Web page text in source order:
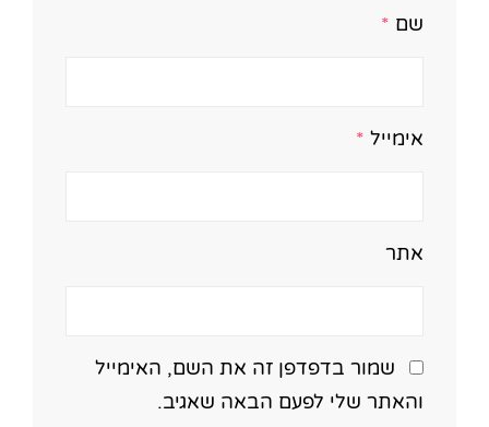
שם *
אימייל *
אתר
שמור בדפדפן זה את השם, האימייל
והאתר שלי לפעם הבאה שאגיב.